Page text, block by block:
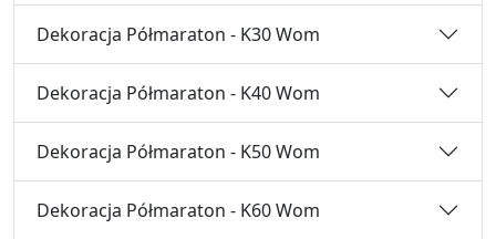
Dekoracja Półmaraton - K30 Wom
Dekoracja Półmaraton - K40 Wom
Dekoracja Półmaraton - K50 Wom
Dekoracja Półmaraton - K60 Wom